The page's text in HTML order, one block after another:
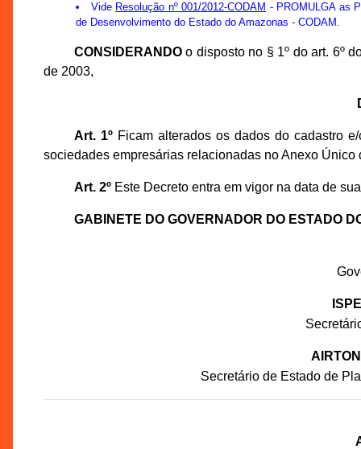
Vide Resolução nº 001/2012-CODAM - PROMULGA as
de Desenvolvimento do Estado do Amazonas - CODAM.
CONSIDERANDOo disposto no § 1º do art. 6º
de 2003,
Art. 1ºFicam alterados os dados do cadastro
sociedades empresárias relacionadas no Anexo Único
Art. 2ºEste Decreto entra em vigor na data de
GABINETE DO GOVERNADOR DO ESTADO
Secretário de Estado de